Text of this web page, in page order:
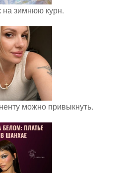
на зимнюю курн.
можно привыкнуть.